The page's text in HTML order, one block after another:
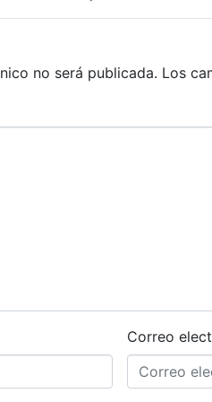
no será publicada. Los
Correo